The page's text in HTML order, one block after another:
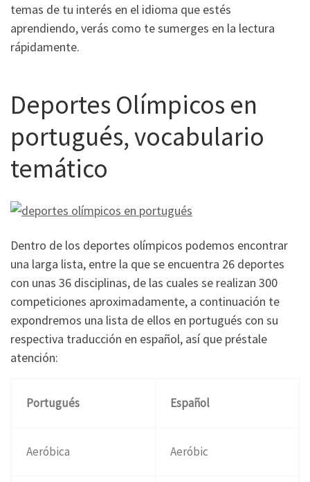
temas de tu interés en el idioma que estés
aprendiendo, verás como te sumerges en la lectura
rápidamente.
Deportes Olímpicos en
portugués, vocabulario
temático
Dentro de los deportes olímpicos podemos encontrar
una larga lista, entre la que se encuentra 26 deportes
con unas 36 disciplinas, de las cuales se realizan 300
competiciones aproximadamente, a continuación te
expondremos una lista de ellos en portugués con su
respectiva traducción en español, así que préstale
atención:
Portugués Español
Aeróbica Aeróbic